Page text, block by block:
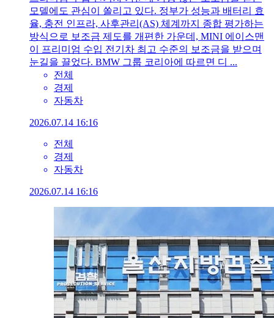
모델에도 관심이 쏠리고 있다. 정부가 성능과 배터리 효
율, 충전 인프라, 사후관리(AS) 체계까지 종합 평가하는
방식으로 보조금 제도를 개편한 가운데, MINI 에이스맨
이 프리미엄 수입 전기차 최고 수준의 보조금을 받으며
눈길을 끌었다. BMW 그룹 코리아에 따르면 디 ...
전체
경제
자동차
2026.07.14 16:16
전체
경제
자동차
2026.07.14 16:16